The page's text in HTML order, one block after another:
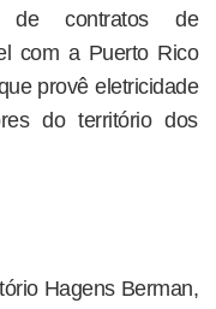
de contratos de
com a Puerto Rico
provê eletricidade
do território dos
Hagens Berman,